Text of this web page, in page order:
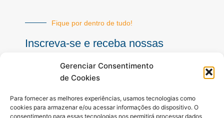
Gerenciar Consentimento
de Cookies
Para fornecer as melhores experiências, usamos tecnologias como
cookies para armazenar e/ou acessar informações do dispositivo. O
consentimento para essas tecnologias nos permitirá processar dados
Fique por dentro de tudo!
Inscreva-se e receba nossas
mail